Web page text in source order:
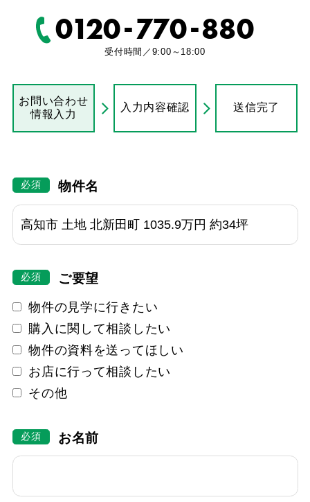
0120-770-880
受付時間／9:00～18:00
お問い合わせ
情報入力
入力内容確認 送信完了
物件名
ご要望
物件の見学に行きたい
購入に関して相談したい
物件の資料を送ってほしい
お店に行って相談したい
その他
お名前